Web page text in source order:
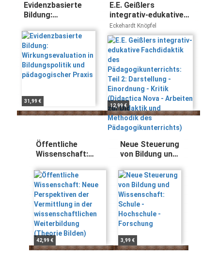
Evidenzbasierte
Bildung:
in Bildungspolitik
und pädagogischer
Praxis
31,99 €
E.E. Geißlers
integrativ-edukative
Fachdidaktik des
Pädagogikunterrichts:
Teil 2: Darstellung -
Einordnung - Kritik
(Didactica Nova -
Arbeiten zur Didaktik
und Methodik des
Pädagogikunterrichts)
Eckehardt Knöpfel
12,99 €
Öffentliche
Wissenschaft:
der Vermittlung in
der
wissenschaftlichen
Weiterbildung
(Theorie Bilden)
42,99 €
Neue Steuerung
von Bildung und
Schule -
Hochschule -
Forschung
3,99 €